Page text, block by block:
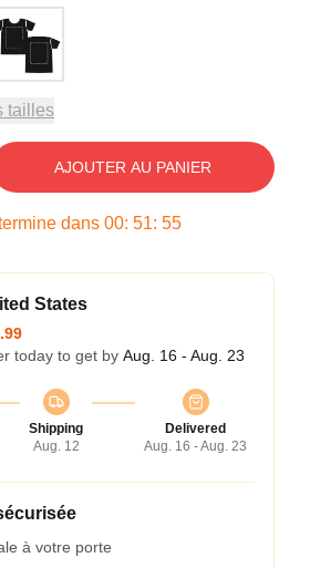
tailles
AJOUTER AU PANIER
dans 00: 51: 54
States
today to get by Aug. 16 - Aug. 23
Shipping
Aug. 12
Delivered
Aug. 16 - Aug. 23
à votre porte